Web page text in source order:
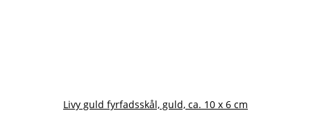
Livy guld fyrfadsskål, guld, ca. 10 x 6 cm